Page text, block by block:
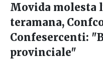
Movida molesta
teramana,
Confesercenti:
provinciale"